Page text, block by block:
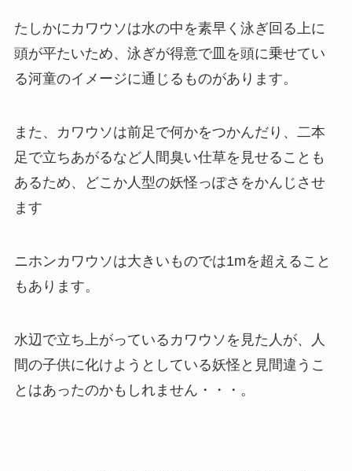
たしかにカワウソは水の中を素早く泳ぎ回る上に
頭が平たいため、泳ぎが得意で皿を頭に乗せてい
る河童のイメージに通じるものがあります。
また、カワウソは前足で何かをつかんだり、二本
足で立ちあがるなど人間臭い仕草を見せることも
あるため、どこか人型の妖怪っぽさをかんじさせ
ます
ニホンカワウソは大きいものでは1mを超えること
もあ ります。
水辺で立ち上がっているカワウソを 見た人が、
人
間の子供に化けようとしている妖怪と見間違うこ
とはあったのかもしれません・・・。